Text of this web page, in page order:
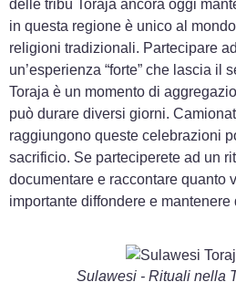
delle tribù Toraja ancora oggi
in questa regione è unico al
religioni tradizionali. Partecipare
un’esperienza “forte” che lascia il
Toraja è un momento di
può durare diversi giorni.
raggiungono queste celebrazioni
sacrificio. Se parteciperete ad un
documentare e raccontare quanto
importante diffondere e mantenere
Sulawesi - Rituali nella